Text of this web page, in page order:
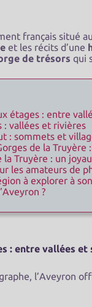
français situé
et les récits d’une
de trésors qui
étages : entre
: vallées et rivières
: sommets et
de la Truyère
la Truyère : un
les amateurs de
à explorer à
?
: entre vallées et
l’Aveyron